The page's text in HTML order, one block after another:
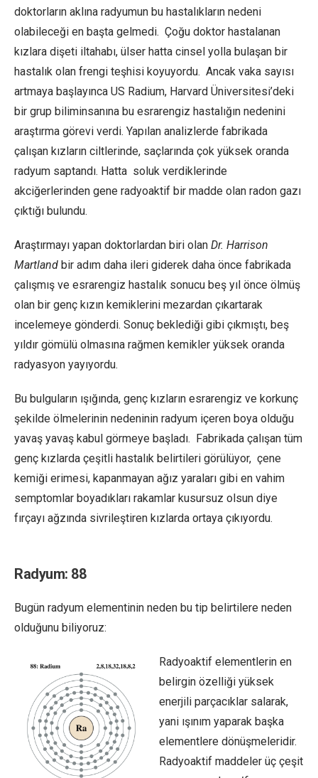
doktorların aklına radyumun bu hastalıkların nedeni
olabileceği en başta gelmedi. Çoğu doktor hastalanan
kızlara dişeti iltahabı, ülser hatta cinsel yolla bulaşan bir
hastalık olan frengi teşhisi koyuyordu. Ancak vaka sayısı
artmaya başlayınca US Radium, Harvard Üniversitesi’deki
bir grup biliminsanına bu esrarengiz hastalığın nedenini
araştırma görevi verdi. Yapılan analizlerde fabrikada
çalışan kızların ciltlerinde, saçlarında çok yüksek oranda
radyum saptandı. Hatta soluk verdiklerinde
akciğerlerinden gene radyoaktif bir madde olan radon gazı
çıktığı bulundu.
Araştırmayı yapan doktorlardan biri olan Dr. Harrison
Martland bir adım daha ileri giderek daha önce fabrikada
çalışmış ve esrarengiz hastalık sonucu beş yıl önce ölmüş
olan bir genç kızın kemiklerini mezardan çıkartarak
incelemeye gönderdi. Sonuç beklediği gibi çıkmıştı, beş
yıldır gömülü olmasına rağmen kemikler yüksek oranda
radyasyon yayıyordu.
Bu bulguların ışığında, genç kızların esrarengiz ve korkunç
şekilde ölmelerinin nedeninin radyum içeren boya olduğu
yavaş yavaş kabul görmeye başladı. Fabrikada çalışan tüm
genç kızlarda çeşitli hastalık belirtileri görülüyor, çene
kemiği erimesi, kapanmayan ağız yaraları gibi en vahim
semptomlar boyadıkları rakamlar kusursuz olsun diye
fırçayı ağzında sivrileştiren kızlarda ortaya çıkıyordu.
Radyum: 88
Bugün radyum elementinin neden bu tip belirtilere neden
olduğunu biliyoruz:
Radyoaktif elementlerin en
belirgin özelliği yüksek
enerjili parçacıklar salarak,
yani ışınım yaparak başka
elementlere dönüşmeleridir.
Radyoaktif maddeler üç çeşit